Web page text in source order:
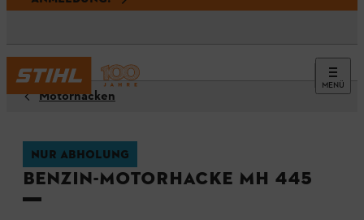
MENÜ
Motorhacken
NUR ABHOLUNG
Benzin-Motorhacke MH 445